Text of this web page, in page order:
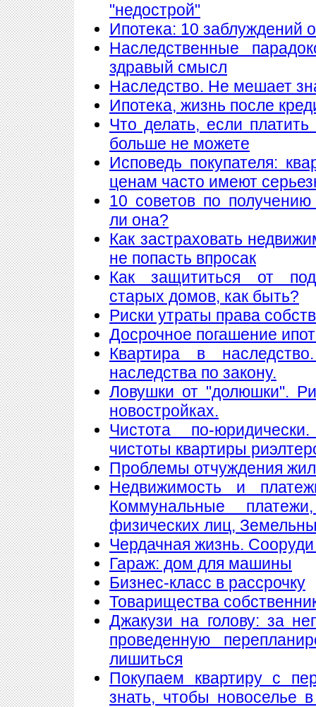
"недострой"
Ипотека: 10 заблуждений
Наследственные
здравый смысл
Наследство. Не мешает
Ипотека, жизнь после
Что делать, если
больше не можете
Исповедь покупателя:
ценам часто имеют
10 советов по
ли она?
Как застраховать
не попасть впросак
Как защититься от
старых домов, как быть?
Риски утраты права
Досрочное погашение
Квартира в
наследства по закону.
Ловушки от "долюшки".
новостройках.
Чистота по-
чистоты квартиры
Проблемы отчуждения
Недвижимость и
Коммунальные
физических лиц,
Чердачная жизнь.
Гараж: дом для машины
Бизнес-класс в рассрочку
Товарищества
Джакузи на голову: за
проведенную
лишиться
Покупаем квартиру с
знать, чтобы новоселье